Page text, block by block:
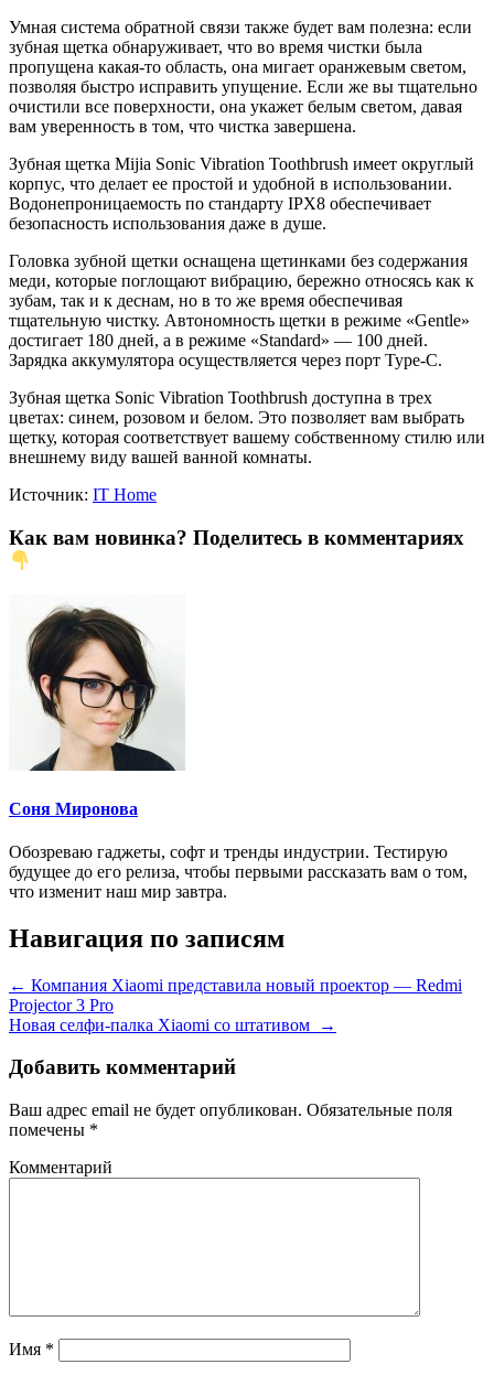
Умная система обратной связи также будет вам полезна: если
зубная щетка обнаруживает, что во время чистки была
пропущена какая-то область, она мигает оранжевым светом,
позволяя быстро исправить упущение. Если же вы тщательно
очистили все поверхности, она укажет белым светом, давая
вам уверенность в том, что чистка завершена.
Зубная щетка Mijia Sonic Vibration Toothbrush имеет округлый
корпус, что делает ее простой и удобной в использовании.
Водонепроницаемость по стандарту IPX8 обеспечивает
безопасность использования даже в душе.
Головка зубной щетки оснащена щетинками без содержания
меди, которые поглощают вибрацию, бережно относясь как к
зубам, так и к деснам, но в то же время обеспечивая
тщательную чистку. Автономность щетки в режиме «Gentle»
достигает 180 дней, а в режиме «Standard» — 100 дней.
Зарядка аккумулятора осуществляется через порт Type-C.
Зубная щетка Sonic Vibration Toothbrush доступна в трех
цветах: синем, розовом и белом. Это позволяет вам выбрать
щетку, которая соответствует вашему собственному стилю или
внешнему виду вашей ванной комнаты.
Источник: IT Home
Как вам новинка? Поделитесь в комментариях
Соня Миронова
Обозреваю гаджеты, софт и тренды индустрии. Тестирую
будущее до его релиза, чтобы первыми рассказать вам о том,
что изменит наш мир завтра.
Навигация по записям
← Компания Xiaomi представила новый проектор — Redmi
Projector 3 Pro
Новая селфи-палка Xiaomi со штативом
→
Добавить комментарий
Ваш адрес email не будет опубликован. Обязательные поля
помечены *
Комментарий
Имя *